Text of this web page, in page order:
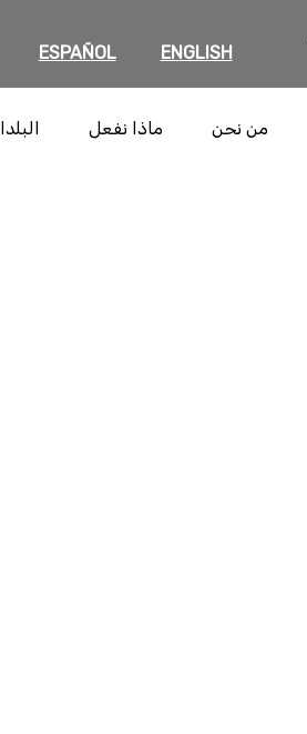
ENGLISH
ESPAÑOL
من نحن ماذا نفعل